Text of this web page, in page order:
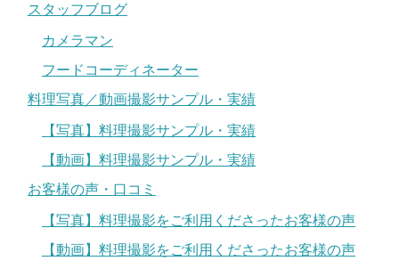
スタッフブログ
カメラマン
フードコーディネーター
料理写真／動画撮影サンプル・実績
【写真】料理撮影サンプル・実績
【動画】料理撮影サンプル・実績
お客様の声・口コミ
【写真】料理撮影をご利用くださったお客様の声
【動画】料理撮影をご利用くださったお客様の声